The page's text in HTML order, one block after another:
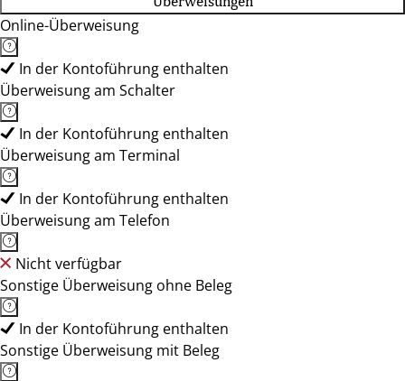
Online-Überweisung
In der Kontoführung enthalten
Überweisung am Schalter
In der Kontoführung enthalten
Überweisung am Terminal
In der Kontoführung enthalten
Überweisung am Telefon
Nicht verfügbar
Sonstige Überweisung ohne Beleg
In der Kontoführung enthalten
Sonstige Überweisung mit Beleg